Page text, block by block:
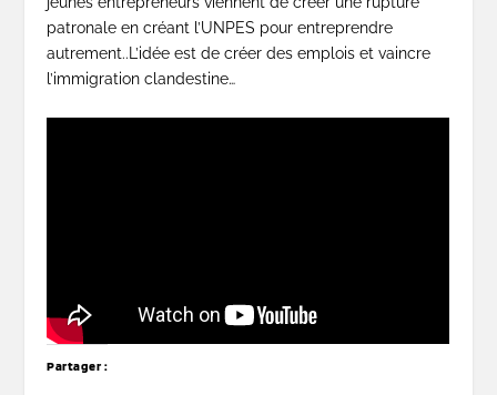
patronale en créant l’UNPES pour entreprendre
autrement..L’idée est de créer des emplois et vaincre
l’immigration clandestine…
Partager :